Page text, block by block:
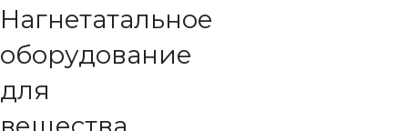
Нагнетатальное
оборудование
для